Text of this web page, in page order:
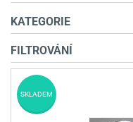
STŘELIVO
PŘÍSLUŠENSTVÍ
DETEKTORY KOVŮ
KONTAKTY
KATEGORIE
FILTROVÁNÍ
SKLADEM